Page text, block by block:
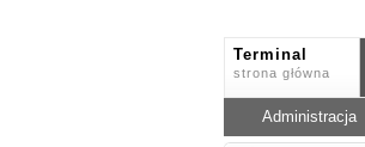
Terminal
strona główna
Administracja